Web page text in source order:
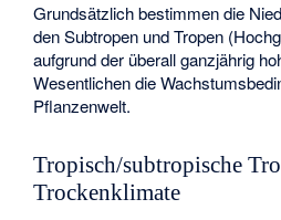
Grundsätzlich bestimmen die
den Subtropen und Tropen
aufgrund der überall ganzjährig
Wesentlichen die
Pflanzenwelt.
Tropisch/subtropische
Trockenklimate